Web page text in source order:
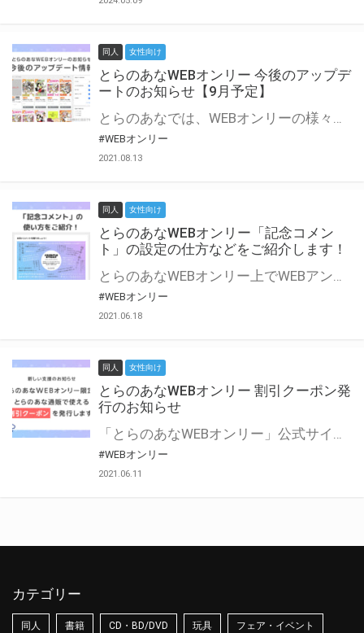
同人 女性向け
とらのあなWEBオンリー 今後のアップデ
ートのお知らせ【9月予定】
とらのあなでは、WEBオンリーの様々な支援を実施しています。 今回は2021年9月に実装を予定しているアップデート情報についてご紹介いたします。 とらのあなWEBオンリーサイトはこちら
#WEBオンリー
2021.08.13
同人 女性向け
とらのあなWEBオンリー「記念コメン
ト」の設定の仕方などをご紹介します！
とらのあなWEBオンリー上でWEBアンソロジーが作成できる「記念コメント」について、その使い方や作成手順を解説します！ 支援タイプを「サークル参加型」「サークル参加型・マルシェ(イベント会場)機能付き」でお申し込みいただいている主催者様はぜひご活用ください♪ とらのあなWEBオンリーサイトはこちら
#WEBオンリー
2021.06.18
同人 女性向け
とらのあなWEBオンリー 割引クーポン発
行のお知らせ
「とらのあなWEBオンリー」公式サイトでとらのあな通販の「割引クーポン」を配布中！ イベントごとに開催当日限定で使える割引クーポンのシリアルコードを発行します。 とらのあなWEBオンリーのページをチェックして、イベント当日にお得にお買い物を楽しみましょう♪ ※本キャンペーンは予告なく終了する場合がございます。 とらのあなWEBオンリーサイトはこちら
#WEBオンリー
2021.06.11
カテゴリー
同人 書籍 CD・BD/DVD 玩具 フェア・イベント